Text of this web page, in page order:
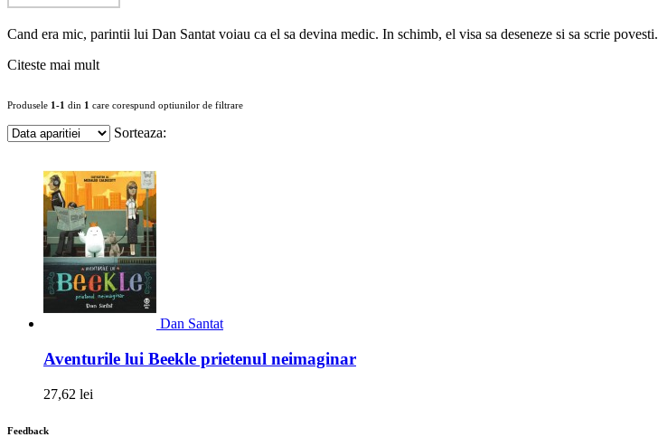
Cand era mic, parintii lui Dan Santat voiau ca el sa devina medic. In schimb, el visa sa deseneze si sa scrie povesti.
Citeste mai mult
Produsele 1-1 din 1 care corespund optiunilor de filtrare
Sorteaza:
Dan Santat
Aventurile lui Beekle prietenul neimaginar
27,62 lei
Feedback